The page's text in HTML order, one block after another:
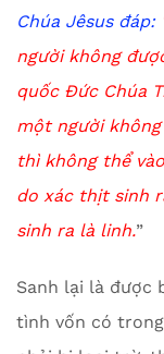
Chúa Jêsus đáp:
người không
quốc Đức Chúa
một người
thì không thể
do xác thịt sinh
sinh ra là linh.”
Sanh lại là được
tình vốn có